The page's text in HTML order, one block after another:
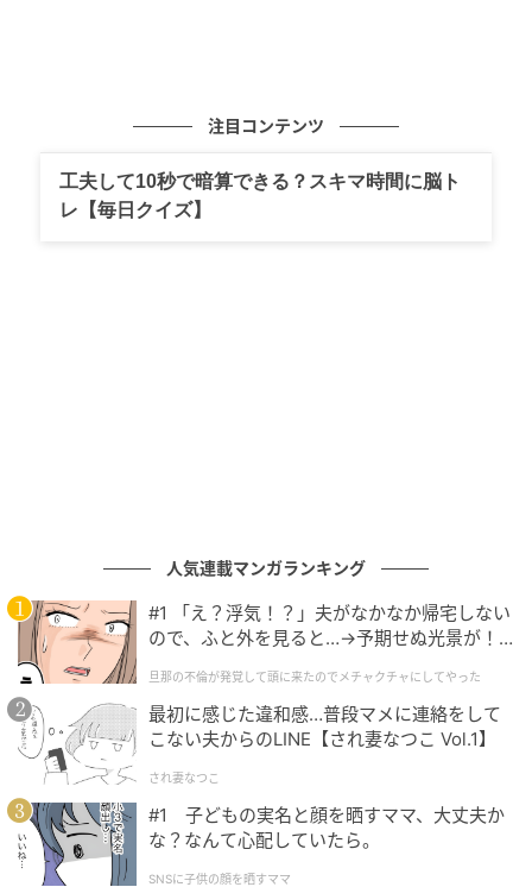
注目コンテンツ
工夫して10秒で暗算できる？スキマ時間に脳ト
レ【毎日クイズ】
人気連載マンガランキング
#1 「え？浮気！？」夫がなかなか帰宅しない
ので、ふと外を見ると…→予期せぬ光景が！
クチャにしてやった
旦那の不倫が発覚して頭に来たのでメチャクチャにしてやった
最初に感じた違和感…普段マメに連絡をして
こない夫からのLINE【され妻なつこ Vol.1】
され妻なつこ
#1 子どもの実名と顔を晒すママ、大丈夫か
な？なんて心配していたら。
SNSに子供の顔を晒すママ